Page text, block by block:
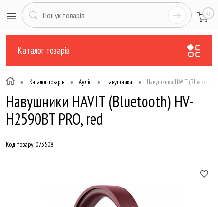
0
Каталог товарів
• Каталог товарів • Аудіо • Навушники • Навушники HAVIT (Bluetooth)
Навушники HAVIT (Bluetooth) HV-
H2590BT PRO, red
Код товару:073508